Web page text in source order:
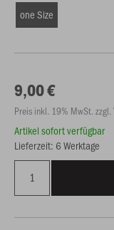
one Size
9,00 €
Preis inkl. 19% MwSt. zzgl.
Artikel sofort verfügbar
Lieferzeit: 6 Werktage